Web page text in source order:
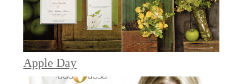
Apple Day